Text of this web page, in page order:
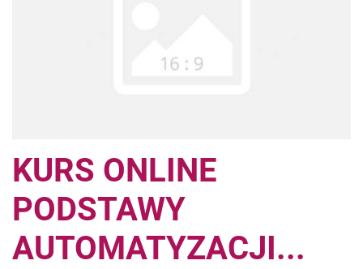
KURS ONLINE
PODSTAWY
AUTOMATYZACJI...